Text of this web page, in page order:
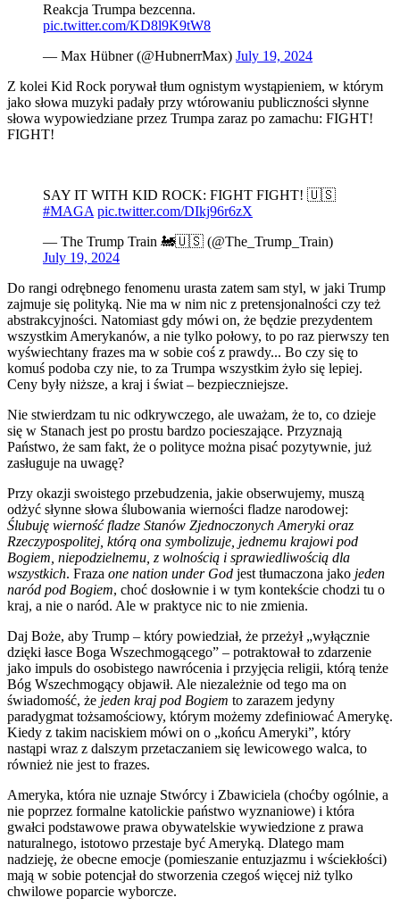
Reakcja Trumpa bezcenna.
pic.twitter.com/KD8l9K9tW8
— Max Hübner (@HubnerrMax) July 19, 2024
Z kolei Kid Rock porywał tłum ognistym wystąpieniem, w którym
jako słowa muzyki padały przy wtórowaniu publiczności słynne
słowa wypowiedziane przez Trumpa zaraz po zamachu: FIGHT!
FIGHT!
SAY IT WITH KID ROCK: FIGHT FIGHT! 🇺🇸
#MAGA pic.twitter.com/DIkj96r6zX
— The Trump Train 🚂🇺🇸 (@The_Trump_Train)
July 19, 2024
Do rangi odrębnego fenomenu urasta zatem sam styl, w jaki Trump
zajmuje się polityką. Nie ma w nim nic z pretensjonalności czy też
abstrakcyjności. Natomiast gdy mówi on, że będzie prezydentem
wszystkim Amerykanów, a nie tylko połowy, to po raz pierwszy ten
wyświechtany frazes ma w sobie coś z prawdy... Bo czy się to
komuś podoba czy nie, to za Trumpa wszystkim żyło się lepiej.
Ceny były niższe, a kraj i świat – bezpieczniejsze.
Nie stwierdzam tu nic odkrywczego, ale uważam, że to, co dzieje
się w Stanach jest po prostu bardzo pocieszające. Przyznają
Państwo, że sam fakt, że o polityce można pisać pozytywnie, już
zasługuje na uwagę?
Przy okazji swoistego przebudzenia, jakie obserwujemy, muszą
odżyć słynne słowa ślubowania wierności fladze narodowej:
Ślubuję wierność fladze Stanów Zjednoczonych Ameryki oraz
Rzeczypospolitej, którą ona symbolizuje, jednemu krajowi pod
Bogiem, niepodzielnemu, z wolnością i sprawiedliwością dla
wszystkich. Fraza one nation under God jest tłumaczona jako jeden
naród pod Bogiem, choć dosłownie i w tym kontekście chodzi tu o
kraj, a nie o naród. Ale w praktyce nic to nie zmienia.
Daj Boże, aby Trump – który powiedział, że przeżył „wyłącznie
dzięki łasce Boga Wszechmogącego” – potraktował to zdarzenie
jako impuls do osobistego nawrócenia i przyjęcia religii, którą tenże
Bóg Wszechmogący objawił. Ale niezależnie od tego ma on
świadomość, że jeden kraj pod Bogiem to zarazem jedyny
paradygmat tożsamościowy, którym możemy zdefiniować Amerykę.
Kiedy z takim naciskiem mówi on o „końcu Ameryki”, który
nastąpi wraz z dalszym przetaczaniem się lewicowego walca, to
również nie jest to frazes.
Ameryka, która nie uznaje Stwórcy i Zbawiciela (choćby ogólnie, a
nie poprzez formalne katolickie państwo wyznaniowe) i która
gwałci podstawowe prawa obywatelskie wywiedzione z prawa
naturalnego, istotowo przestaje być Ameryką. Dlatego mam
nadzieję, że obecne emocje (pomieszanie entuzjazmu i wściekłości)
mają w sobie potencjał do stworzenia czegoś więcej niż tylko
chwilowe poparcie wyborcze.